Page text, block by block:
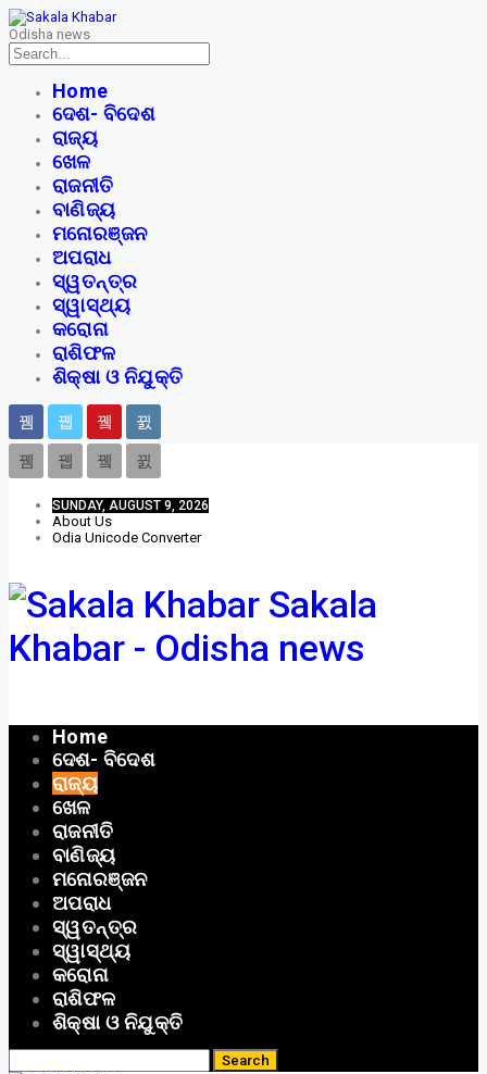
Odisha news
Home
ଦେଶ- ବିଦେଶ
ରାଜ୍ୟ
ଖେଳ
ରାଜନୀତି
ବାଣିଜ୍ୟ
ମନୋରଞ୍ଜନ
ଅପରାଧ
ସ୍ୱତନ୍ତ୍ର
ସ୍ୱାସ୍ଥ୍ୟ
କରୋନା
ରାଶିଫଳ
ଶିକ୍ଷା ଓ ନିଯୁକ୍ତି
SUNDAY, AUGUST 9, 2026
About Us
Odia Unicode Converter
Sakala
Khabar - Odisha news
Home
ଦେଶ- ବିଦେଶ
ରାଜ୍ୟ
ଖେଳ
ରାଜନୀତି
ବାଣିଜ୍ୟ
ମନୋରଞ୍ଜନ
ଅପରାଧ
ସ୍ୱତନ୍ତ୍ର
ସ୍ୱାସ୍ଥ୍ୟ
କରୋନା
ରାଶିଫଳ
ଶିକ୍ଷା ଓ ନିଯୁକ୍ତି